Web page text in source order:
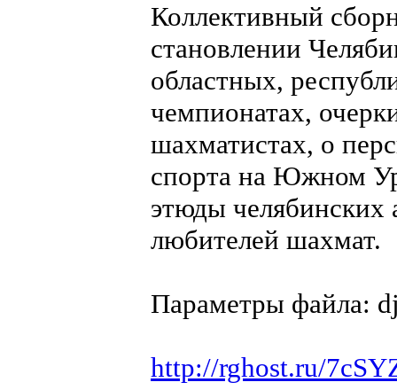
Коллективный
становлении
областных,
чемпионатах,
шахматистах, о
спорта на Южном
этюды челябинских
любителей шахмат.
Параметры файла:
http://rghost.ru/